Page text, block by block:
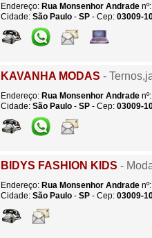
Endereço: Rua Monsenhor Andrade nº:
Cidade: São Paulo - SP - Cep: 03009-
KAVANHA MODAS -
Endereço: Rua Monsenhor Andrade nº:
Cidade: São Paulo - SP - Cep: 03009-
BIDYS FASHION KIDS -
Endereço: Rua Monsenhor Andrade nº:
Cidade: São Paulo - SP - Cep: 03009-